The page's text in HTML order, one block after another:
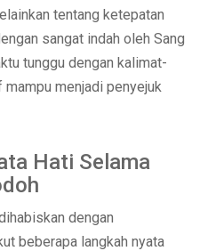
tentang ketepatan
sangat indah oleh Sang
tunggu dengan kalimat-
menjadi penyejuk
Hati Selama
dengan
beberapa langkah nyata